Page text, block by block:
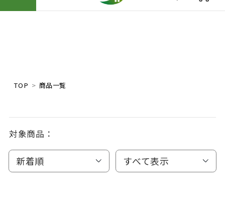
TOP 商品一覧
対象商品：
新着順 すべて表示